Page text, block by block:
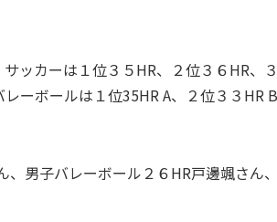
ッカーは１位３５HR、２位３６HR、
ーボールは１位35HR A、２位３３HR
男子バレーボール２６HR戸邊颯さん